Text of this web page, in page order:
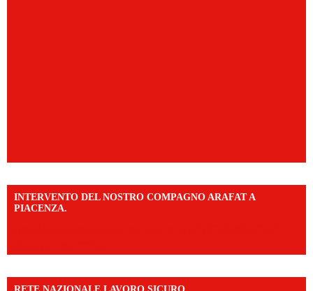
INTERVENTO DEL NOSTRO COMPAGNO ARAFAT A
PIACENZA.